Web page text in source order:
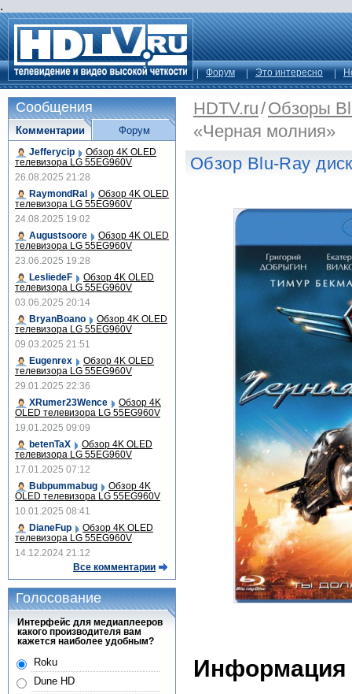
.
Форум Это интересно
HDTV.ru/Обзоры
«Черная молния»
Обзор Blu-Ray
Сообщения
Комментарии
Jefferycip Обзор 4K OLED
телевизора LG 55EG960V
26.08.2025 21:28
RaymondRal
Обзор 4K OLED
телевизора LG 55EG960V
24.08.2025 19:02
Augustsoore
Обзор 4K OLED
телевизора LG 55EG960V
23.06.2025 19:28
LesliedeF
Обзор 4K OLED
телевизора LG 55EG960V
03.06.2025 20:14
BryanBoano
Обзор 4K OLED
телевизора LG 55EG960V
09.03.2025 21:51
Eugenrex
Обзор 4K OLED
телевизора LG 55EG960V
29.01.2025 22:36
XRumer23Wence
Обзор 4K
OLED телевизора LG 55EG960V
19.01.2025 09:09
betenTaX
Обзор 4K OLED
телевизора LG 55EG960V
17.01.2025 07:12
Bubpummabug
Обзор 4K
OLED телевизора LG 55EG960V
10.01.2025 08:41
DianeFup
Обзор 4K OLED
телевизора LG 55EG960V
14.12.2024 21:12
Все комментарии
Форум
Голосование
Интерфейс для медиаплееров
какого производителя вам
кажется наиболее удобным?
Roku
Dune HD